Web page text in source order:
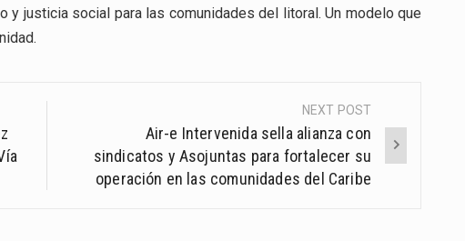
justicia social para las comunidades del litoral. Un modelo que
NEXT POST
Air-e Intervenida sella alianza con
sindicatos y Asojuntas para fortalecer su
operación en las comunidades del Caribe